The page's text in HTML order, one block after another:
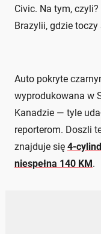
Civic. Na tym,
Brazylii, gdzie toczy
Auto pokryte
wyprodukowana w
Kanadzie — tyle
reporterom. Doszli
znajduje się 4-
niespełna 140 KM .